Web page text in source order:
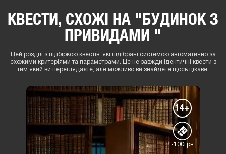
КВЕСТИ, СХОЖІ НА "БУДИНОК З
ПРИВИДАМИ "
Цей розділ з підбіркою квестів, які підібрані системою автоматично за
схожими критеріями та параметрами. Це не завжди ідентичні квести з
тим який ви переглядаєте, але можливо ви знайдете щось цікаве.
14+
-100грн